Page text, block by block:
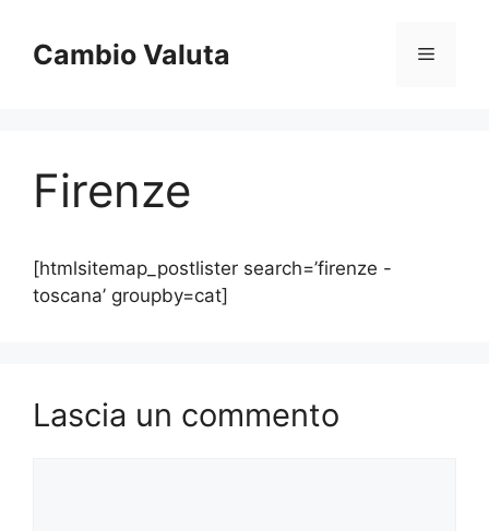
contenuto
Cambio Valuta Menu
Firenze
[htmlsitemap_postlister search=’firenze -
toscana’ groupby=cat]
Lascia un commento